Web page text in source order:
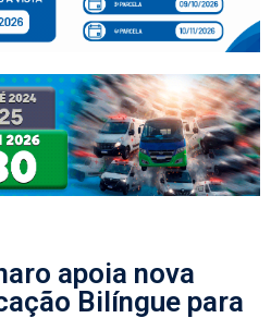
apoia nova
Bilíngue para